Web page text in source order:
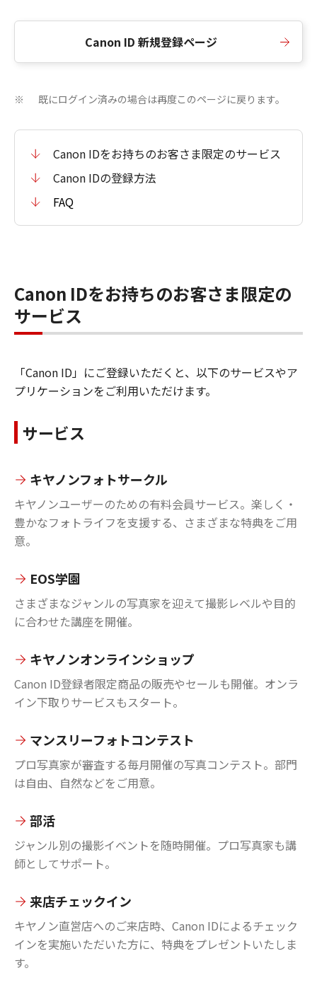
Canon ID 新規登録ページ
※ 既にログイン済みの場合は再度このページに戻ります。
Canon IDをお持ちのお客さま限定のサービス
Canon IDの登録方法
FAQ
Canon IDをお持ちのお客さま限定の
サービス
「Canon ID」にご登録いただくと、以下のサービスやア
プリケーションをご利用いただけます。
サービス
キヤノンフォトサークル
キヤノンユーザーのための有料会員サービス。楽しく・
豊かなフォトライフを支援する、さまざまな特典をご用
意。
EOS学園
さまざまなジャンルの写真家を迎えて撮影レベルや目的
に合わせた講座を開催。
キヤノンオンラインショップ
Canon ID登録者限定商品の販売やセールも開催。オンラ
イン下取りサービスもスタート。
マンスリーフォトコンテスト
プロ写真家が審査する毎月開催の写真コンテスト。部門
は自由、自然などをご用意。
部活
ジャンル別の撮影イベントを随時開催。プロ写真家も講
師としてサポート。
来店チェックイン
キヤノン直営店へのご来店時、Canon IDによるチェック
インを実施いただいた方に、特典をプレゼントいたしま
す。